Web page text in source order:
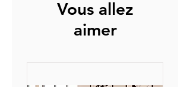
Fonds magnétiques en tôle
Vous allez
aimer